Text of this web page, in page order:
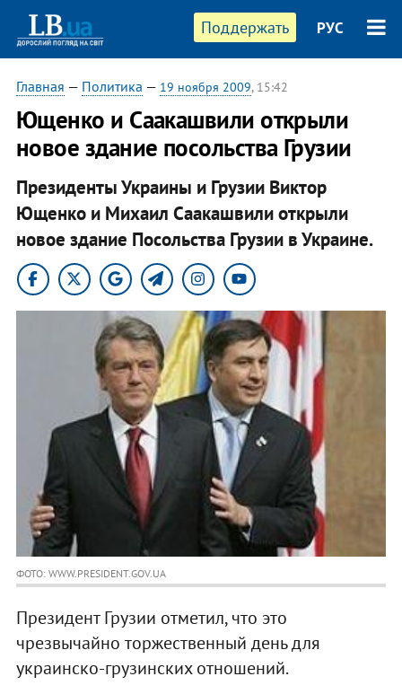
Поддержать РУС
Главная — Политика — 19 ноября 2009, 15:42
Ющенко и Саакашвили открыли
новое здание посольства Грузии
Президенты Украины и Грузии Виктор
Ющенко и Михаил Саакашвили открыли
новое здание Посольства Грузии в Украине.
ФОТО: WWW.PRESIDENT.GOV.UA
Президент Грузии отметил, что это
чрезвычайно торжественный день для
украинско-грузинских отношений.